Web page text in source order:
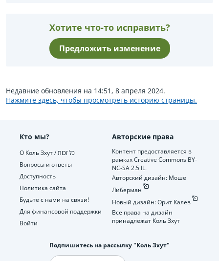
Хотите что-то исправить?
Предложить изменение
Недавние обновления на 14:51, 8 апреля 2024.
Нажмите здесь, чтобы просмотреть историю страницы.
Кто мы?
О Коль Зхут / כל זכות
Вопросы и ответы
Доступность
Политика сайта
Будьте с нами на связи!
Для финансовой поддержки
Войти
Авторские права
Контент предоставляется в
рамках Creative Commons BY-
NC-SA 2.5 IL.
Авторский дизайн: Моше
Либерман
Новый дизайн: Орит Калев
Все права на дизайн
принадлежат Коль Зхут
Подпишитесь на рассылку "Коль Зхут"
Электронная